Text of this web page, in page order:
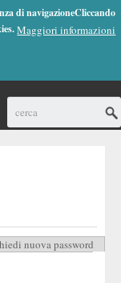
di navigazioneCliccando
Maggiori informazioni
(0)
nuova password